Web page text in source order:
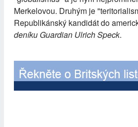
Merkelovou. Druhým je
Republikánský kandidát do
deníku Guardian Ulrich Speck.